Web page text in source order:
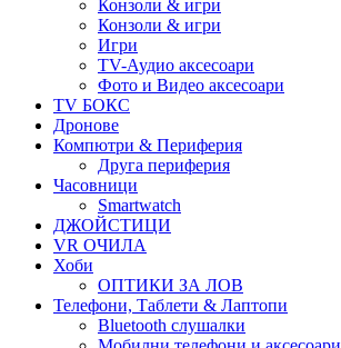
Конзоли & игри
Конзоли & игри
Игри
TV-Аудио аксесоари
Фото и Видео аксесоари
TV БОКС
Дронове
Компютри & Периферия
Друга периферия
Часовници
Smartwatch
ДЖОЙСТИЦИ
VR ОЧИЛА
Хоби
ОПТИКИ ЗА ЛОВ
Телефони, Таблети & Лаптопи
Bluetooth слушалки